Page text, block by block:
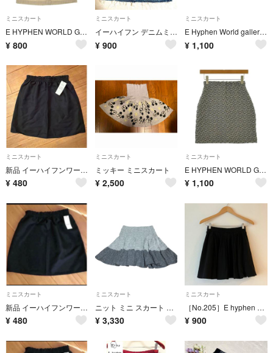
ミニスカート
E HYPHEN WORLD GALLERY ミニスカート M ベージュ 【古着】【中古】【送料無料】
¥ 800
ミニスカート
イーハイフン デニムミニスカート M レース 切りっぱなし フリンジ 牛革ラベル
¥ 900
ミニスカート
E Hyphen World gallery イーハイフンワールドギャラリー ギャザー スカート sizeF/黒 ■■ レディース
¥ 1,100
ミニスカート
新品 イーハイフンワールドギャラリー 台形 スカート ブラック
¥ 480
ミニスカート
ミッキー ミニスカート
¥ 2,500
ミニスカート
E HYPHEN WORLD GALLERY ミニスカート M グレー 【古着】【中古】【送料無料】
¥ 1,100
ミニスカート
新品 イーハイフンワールドギャラリー 台形 スカート ブラック
¥ 480
ミニスカート
ニット ミニ スカート カワイイ
¥ 3,330
ミニスカート
［No.205］E hyphen world gallery 黒フレアスカート
¥ 900